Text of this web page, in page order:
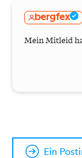
bergfex
Mein Mitleid
Ein